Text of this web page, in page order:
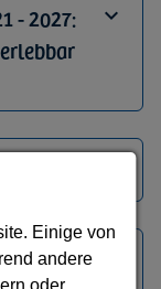
- 2027:
zur
Einige von
andere
oder